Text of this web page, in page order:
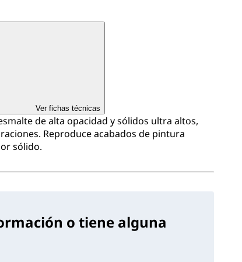
Ver fichas técnicas
de alta opacidad y sólidos ultra altos,
Reproduce acabados de pintura
sólido.
o tiene alguna